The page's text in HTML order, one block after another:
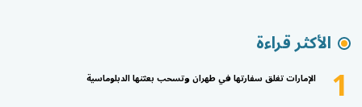
الأكثر قراءة
1 الإمارات تغلق سفارتها في طهران وتسحب بعثتها الدبلوماسية